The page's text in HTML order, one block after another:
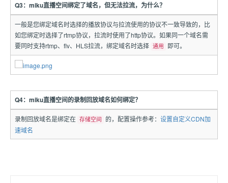
Q3：miku直播空间绑定了域名，但无法拉流，为什么？
一般是您绑定域名时选择的播放协议与拉流使用的协议不一致导致的，比
如您绑定时选择了rtmp协议，拉流时使用了http协议。如果同一个域名需
要同时支持rtmp、flv、HLS拉流，绑定域名时选择 通用 即可。
Q4：miku直播空间的录制回放域名如何绑定？
录制回放域名是绑定在 存储空间 的，配置操作参考： 设置自定义CDN加
速域名